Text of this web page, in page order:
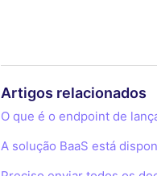
Artigos relacionados
O que é o endpoint de
A solução BaaS está